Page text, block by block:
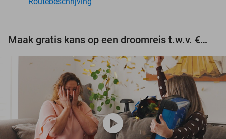
Maak gratis kans op een droomreis t.w.v. €3.000!
play_circle